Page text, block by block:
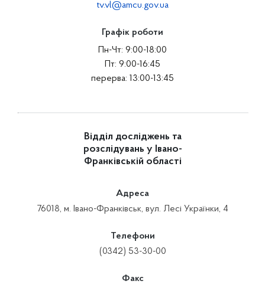
tv.vl@amcu.gov.ua
Графік роботи
Пн-Чт: 9:00-18:00
Пт: 9:00-16:45
перерва: 13:00-13:45
Відділ досліджень та
розслідувань у Івано-
Франківській області
Адреса
76018, м. Івано-Франківськ, вул. Лесі Українки, 4
Телефони
(0342) 53-30-00
Факс